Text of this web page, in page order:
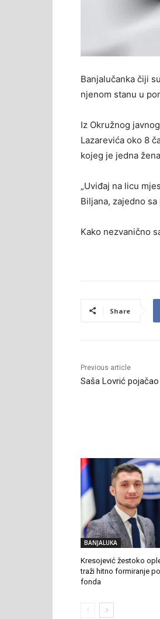
Banjalučanka čiji
njenom stanu u
Iz Okružnog
Lazarevića oko 8
kojeg je jedna
„Uviđaj na licu
Biljana, zajedno
Kako nezvanično
Share
Previous article
Saša Lovrić pojačao
BANJALUKA
Kresojević žestoko
traži hitno formiranje
fonda